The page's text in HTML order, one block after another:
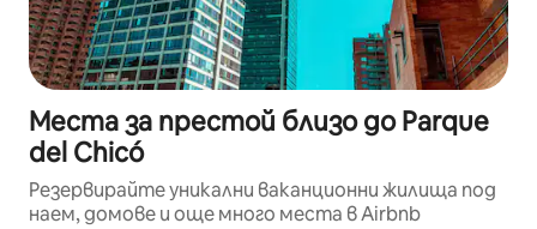
Места за престой близо до Parque
del Chicó
Резервирайте уникални ваканционни жилища под
наем, домове и още много места в Airbnb